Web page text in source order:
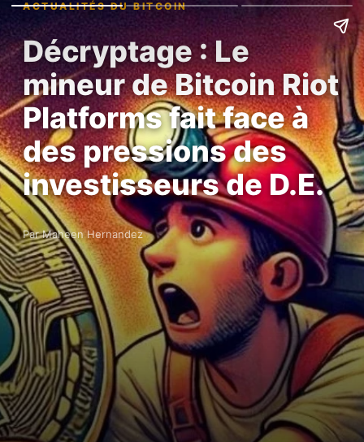
ACTUALITÉS DU BITCOIN
Décryptage : Le
mineur de Bitcoin Riot
Platforms fait face à
des pressions des
investisseurs de D.E.
Par Maheen Hernandez